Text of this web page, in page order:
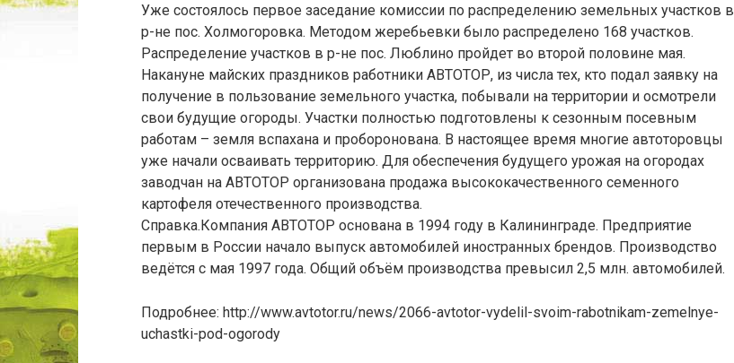
Уже состоялось первое заседание комиссии по распределению земельных участков в
р-не пос. Холмогоровка. Методом жеребьевки было распределено 168 участков.
Распределение участков в р-не пос. Люблино пройдет во второй половине мая.
Накануне майских праздников работники АВТОТОР, из числа тех, кто подал заявку на
получение в пользование земельного участка, побывали на территории и осмотрели
свои будущие огороды. Участки полностью подготовлены к сезонным посевным
работам – земля вспахана и проборонована. В настоящее время многие автоторовцы
уже начали осваивать территорию. Для обеспечения будущего урожая на огородах
заводчан на АВТОТОР организована продажа высококачественного семенного
картофеля отечественного производства.
Справка.Компания АВТОТОР основана в 1994 году в Калининграде. Предприятие
первым в России начало выпуск автомобилей иностранных брендов. Производство
ведётся с мая 1997 года. Общий объём производства превысил 2,5 млн. автомобилей.
Подробнее: http://www.avtotor.ru/news/2066-avtotor-vydelil-svoim-rabotnikam-zemelnye-
uchastki-pod-ogorody